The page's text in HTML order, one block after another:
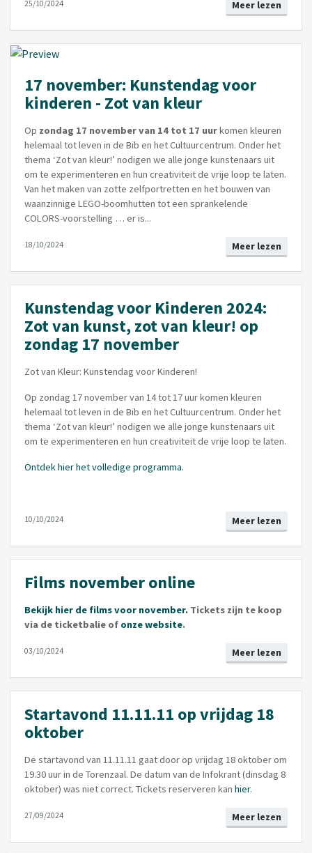
Meer lezen
25/10/2024
17 november: Kunstendag voor
kinderen - Zot van kleur
Op zondag 17 november van 14 tot 17 uurkomen kleuren
helemaal tot leven in de Bib en het Cultuurcentrum. Onder het
thema ‘Zot van kleur!’ nodigen we alle jonge kunstenaars uit
om te experimenteren en hun creativiteit de vrije loop te laten.
Van het maken van zotte zelfportretten en het bouwen van
waanzinnige LEGO-boomhutten tot een sprankelende
COLORS-voorstelling … er is...
Meer lezen
18/10/2024
Kunstendag voor Kinderen 2024:
Zot van kunst, zot van kleur! op
zondag 17 november
Zot van Kleur: Kunstendag voor Kinderen!
Op zondag 17 november van 14 tot 17 uur komen kleuren
helemaal tot leven in de Bib en het Cultuurcentrum. Onder het
thema ‘Zot van kleur!’ nodigen we alle jonge kunstenaars uit
om te experimenteren en hun creativiteit de vrije loop te laten.
Ontdek hier het volledige programma.
Meer lezen
10/10/2024
Films november online
Bekijk hier de films voor november. Tickets zijn te koop
via de ticketbalie of onze website.
Meer lezen
03/10/2024
Startavond 11.11.11 op vrijdag 18
oktober
De startavond van 11.11.11 gaat door op vrijdag 18 oktober om
19.30 uur in de Torenzaal. De datum van de Infokrant (dinsdag 8
oktober) was niet correct. Tickets reserveren kan hier.
Meer lezen
27/09/2024